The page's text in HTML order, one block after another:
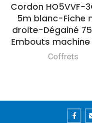
Cordon HO5VVF-
5m blanc-Fiche
droite-Dégainé
Embouts machine
Coffrets